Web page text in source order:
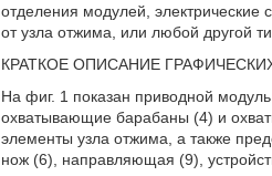
отделения модулей, электрические
от узла отжима, или любой другой
КРАТКОЕ ОПИСАНИЕ
На фиг. 1 показан приводной
охватывающие барабаны (4) и
элементы узла отжима, а также
нож (6), направляющая (9),